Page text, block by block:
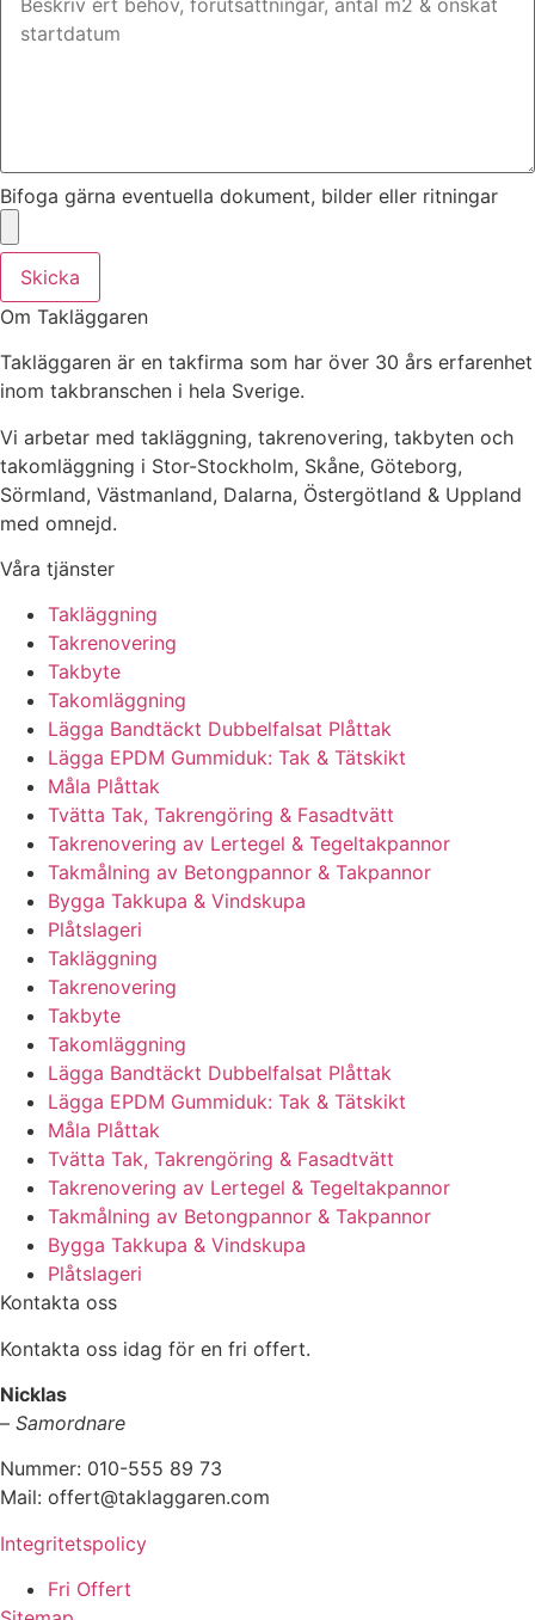
Bifoga gärna eventuella dokument, bilder eller ritningar
Skicka
Om Takläggaren
Takläggaren är en takfirma som har över 30 års erfarenhet
inom takbranschen i hela Sverige.
Vi arbetar med takläggning, takrenovering, takbyten och
takomläggning i Stor-Stockholm, Skåne, Göteborg,
Sörmland, Västmanland, Dalarna, Östergötland & Uppland
med omnejd.
Våra tjänster
Takläggning
Takrenovering
Takbyte
Takomläggning
Lägga Bandtäckt Dubbelfalsat Plåttak
Lägga EPDM Gummiduk: Tak & Tätskikt
Måla Plåttak
Tvätta Tak, Takrengöring & Fasadtvätt
Takrenovering av Lertegel & Tegeltakpannor
Takmålning av Betongpannor & Takpannor
Bygga Takkupa & Vindskupa
Plåtslageri
Takläggning
Takrenovering
Takbyte
Takomläggning
Lägga Bandtäckt Dubbelfalsat Plåttak
Lägga EPDM Gummiduk: Tak & Tätskikt
Måla Plåttak
Tvätta Tak, Takrengöring & Fasadtvätt
Takrenovering av Lertegel & Tegeltakpannor
Takmålning av Betongpannor & Takpannor
Bygga Takkupa & Vindskupa
Plåtslageri
Kontakta oss
Kontakta oss idag för en fri offert.
Nicklas
– Samordnare
Nummer: 010-555 89 73
Mail: offert@taklaggaren.com
Integritetspolicy
Fri Offert